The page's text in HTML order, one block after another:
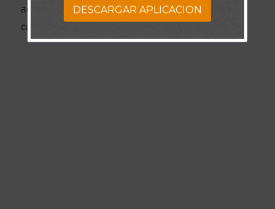
actuó una y otra vez. Él también obrará a tu favor
cuando decidas caminar en obediencia.
DESCARGAR APLICACION